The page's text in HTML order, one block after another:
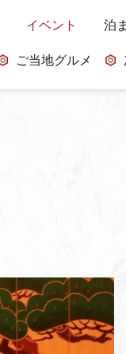
イベント 泊
ご当地グルメ